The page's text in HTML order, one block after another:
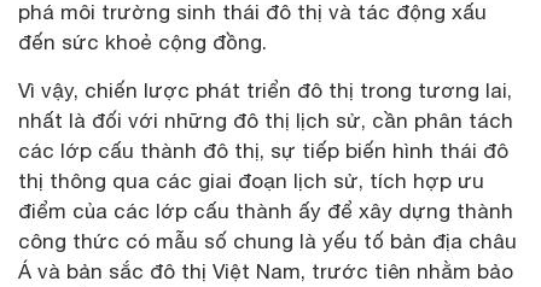
phá môi trường sinh thái đô thị và tác động xấu
đến sức khoẻ cộng đồng.
Vì vậy, chiến lược phát triển đô thị trong tương lai,
nhất là đối với những đô thị lịch sử, cần phân tách
các lớp cấu thành đô thị, sự tiếp biến hình thái đô
thị thông qua các giai đoạn lịch sử, tích hợp ưu
điểm của các lớp cấu thành ấy để xây dựng thành
công thức có mẫu số chung là yếu tố bản địa châu
Á và bản sắc đô thị Việt Nam, trước tiên nhằm bảo